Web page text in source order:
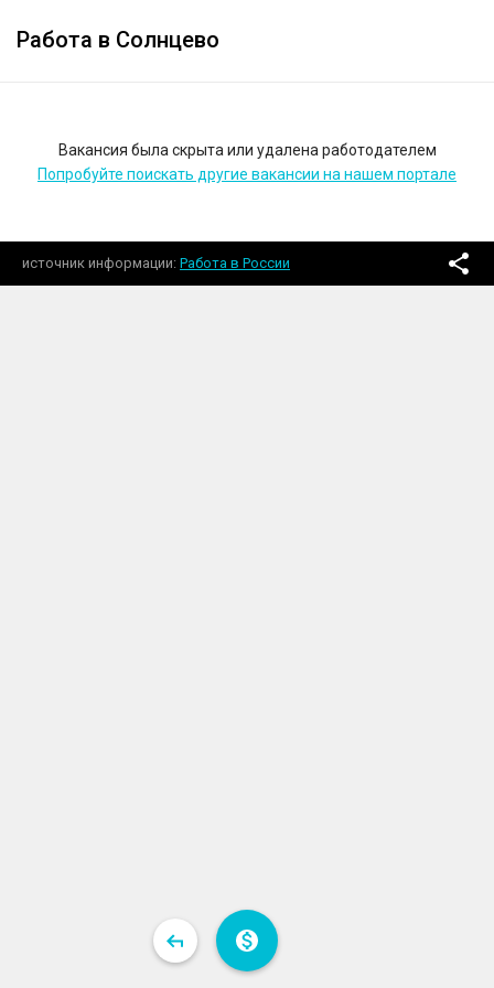
Работа в Солнцево
Вакансия была скрыта или удалена работодателем
Попробуйте поискать другие вакансии на нашем портале
источник информации Работа в России